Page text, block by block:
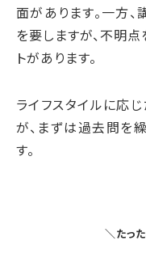
面があります。一方
を要しますが、不明
トがあります。
ライフスタイルに応
が、まずは過去問を
す。
＼たっ